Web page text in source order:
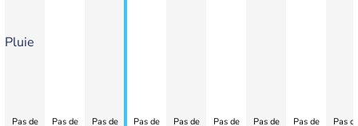
Pluie
Pas de
Pas de
Pas de
Pas de
Pas de
Pas de
Pas de
Pas de
Pas